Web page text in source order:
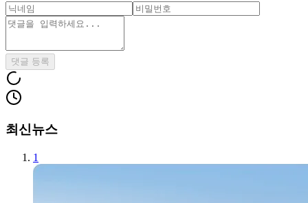
댓글 등록
최신뉴스
1